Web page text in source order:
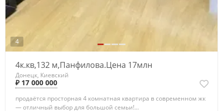
4
4к.кв,132 м,Панфилова.Цена 17млн
Донецк, Киевский
₽ 17 000 000
продаётся просторная 4 комнатная квартира в современном жк
— отличный выбор для большой семьи!...